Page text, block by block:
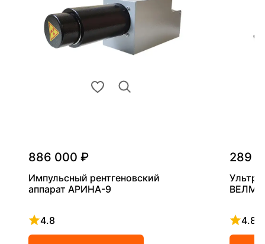
886 000 ₽
Импульсный рентгеновский
аппарат АРИНА-9
4.8
Рейтинг 4.8 из 5
289
4.8